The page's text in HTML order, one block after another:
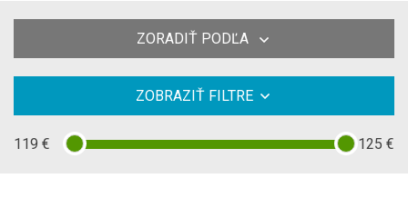
ZORADIŤ PODĽA
ZOBRAZIŤ FILTRE
119 € 125 €